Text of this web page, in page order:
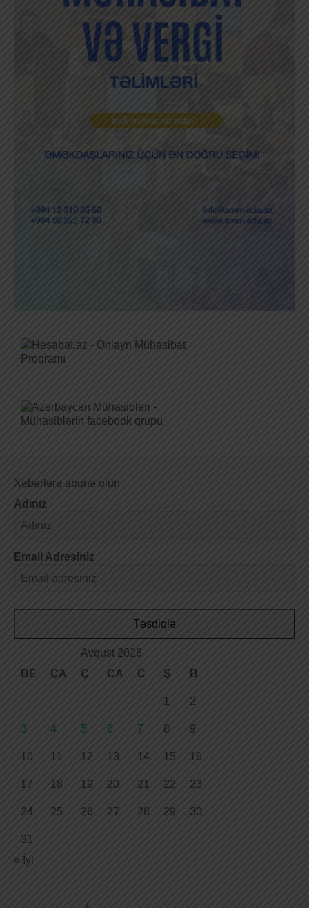
Xəbərlərə abunə olun
Adınız
Email Adresiniz
Təsdiqlə
Avqust 2026
BE
ÇA Ç CA C Ş B
1 2
3 4 5 6 7 8 9
10 11 12 13 14 15 16
17 18 19 20 21 22 23
24 25 26 27 28 29 30
31
« İyl